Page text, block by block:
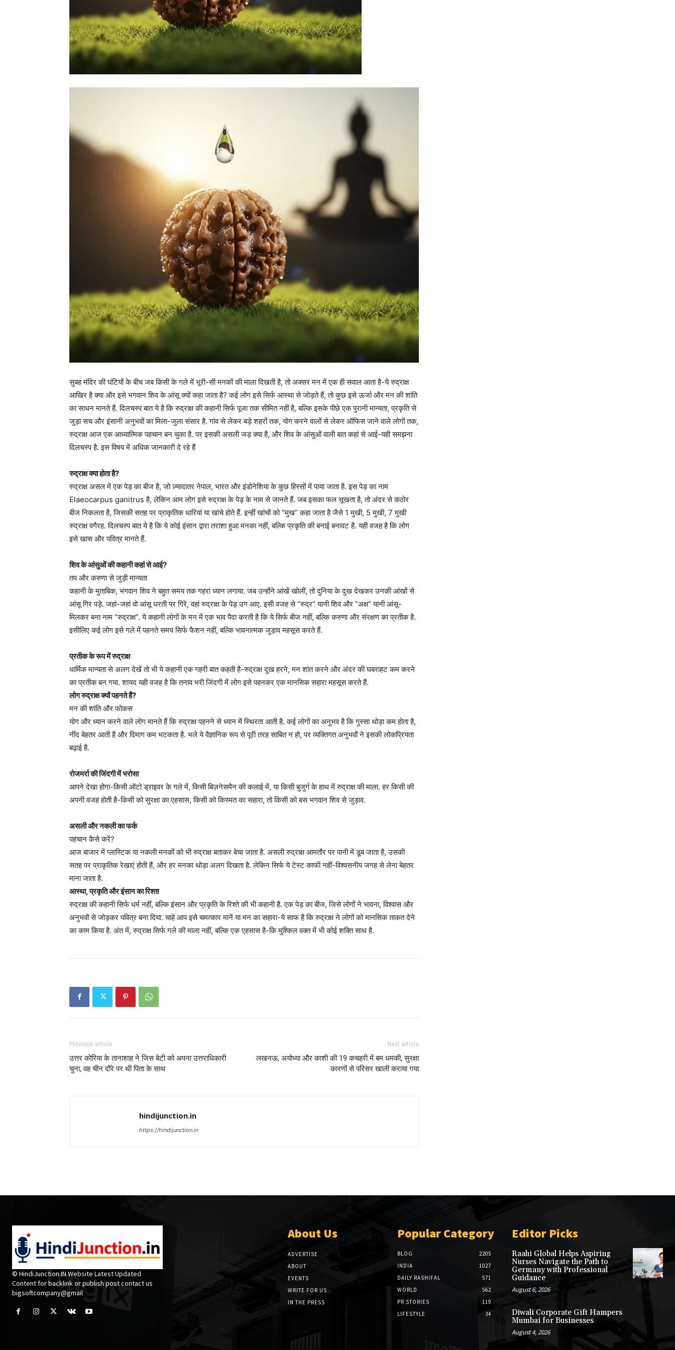
सुबह मंदिर की घंटियों के बीच जब किसी के गले में भूरी-सी मनकों की माला दिखती है, तो अक्सर मन में एक ही सवाल आता है-ये रुद्राक्ष
आखिर है क्या और इसे भगवान शिव के आंसू क्यों कहा जाता है? कई लोग इसे सिर्फ आस्था से जोड़ते हैं, तो कुछ इसे ऊर्जा और मन की शांति
का साधन मानते हैं. दिलचस्प बात ये है कि रुद्राक्ष की कहानी सिर्फ पूजा तक सीमित नहीं है, बल्कि इसके पीछे एक पुरानी मान्यता, प्रकृति से
जुड़ा सच और इंसानी अनुभवों का मिला-जुला संसार है. गांव से लेकर बड़े शहरों तक, योग करने वालों से लेकर ऑफिस जाने वाले लोगों तक,
रुद्राक्ष आज एक आध्यात्मिक पहचान बन चुका है. पर इसकी असली जड़ क्या है, और शिव के आंसुओं वाली बात कहां से आई-यही समझना
दिलचस्प है. इस विषय में अधिक जानकारी दे रहे हैं
रुद्राक्ष क्या होता है?
रुद्राक्ष असल में एक पेड़ का बीज है, जो ज़्यादातर नेपाल, भारत और इंडोनेशिया के कुछ हिस्सों में पाया जाता है. इस पेड़ का नाम
Elaeocarpus ganitrus है, लेकिन आम लोग इसे रुद्राक्ष के पेड़ के नाम से जानते हैं. जब इसका फल सूखता है, तो अंदर से कठोर
बीज निकलता है, जिसकी सतह पर प्राकृतिक धारियां या खांचे होते हैं. इन्हीं खांचों को “मुख” कहा जाता है जैसे 1 मुखी, 5 मुखी, 7 मुखी
रुद्राक्ष वगैरह. दिलचस्प बात ये है कि ये कोई इंसान द्वारा तराशा हुआ मनका नहीं, बल्कि प्रकृति की बनाई बनावट है. यही वजह है कि लोग
इसे खास और पवित्र मानते हैं.
शिव के आंसुओं की कहानी कहां से आई?
तप और करुणा से जुड़ी मान्यता
कहानी के मुताबिक, भगवान शिव ने बहुत समय तक गहरा ध्यान लगाया. जब उन्होंने आंखें खोलीं, तो दुनिया के दुख देखकर उनकी आंखों से
आंसू गिर पड़े. जहां-जहां वो आंसू धरती पर गिरे, वहां रुद्राक्ष के पेड़ उग आए. इसी वजह से “रुद्र” यानी शिव और “अक्ष” यानी आंसू-
मिलकर बना नाम “रुद्राक्ष”. ये कहानी लोगों के मन में एक भाव पैदा करती है कि ये सिर्फ बीज नहीं, बल्कि करुणा और संरक्षण का प्रतीक है.
इसीलिए कई लोग इसे गले में पहनते समय सिर्फ फैशन नहीं, बल्कि भावनात्मक जुड़ाव महसूस करते हैं.
प्रतीक के रूप में रुद्राक्ष
धार्मिक मान्यता से अलग देखें तो भी ये कहानी एक गहरी बात कहती है-रुद्राक्ष दुख हरने, मन शांत करने और अंदर की घबराहट कम करने
का प्रतीक बन गया. शायद यही वजह है कि तनाव भरी जिंदगी में लोग इसे पहनकर एक मानसिक सहारा महसूस करते हैं.
लोग रुद्राक्ष क्यों पहनते हैं?
मन की शांति और फोकस
योग और ध्यान करने वाले लोग मानते हैं कि रुद्राक्ष पहनने से ध्यान में स्थिरता आती है. कई लोगों का अनुभव है कि गुस्सा थोड़ा कम होता है,
नींद बेहतर आती है और दिमाग कम भटकता है. भले ये वैज्ञानिक रूप से पूरी तरह साबित न हो, पर व्यक्तिगत अनुभवों ने इसकी लोकप्रियता
बढ़ाई है.
रोजमर्रा की जिंदगी में भरोसा
आपने देखा होगा-किसी ऑटो ड्राइवर के गले में, किसी बिज़नेसमैन की कलाई में, या किसी बुजुर्ग के हाथ में रुद्राक्ष की माला. हर किसी की
अपनी वजह होती है-किसी को सुरक्षा का एहसास, किसी को किस्मत का सहारा, तो किसी को बस भगवान शिव से जुड़ाव.
असली और नकली का फर्क
पहचान कैसे करें?
आज बाजार में प्लास्टिक या नकली मनकों को भी रुद्राक्ष बताकर बेचा जाता है. असली रुद्राक्ष आमतौर पर पानी में डूब जाता है, उसकी
सतह पर प्राकृतिक रेखाएं होती हैं, और हर मनका थोड़ा अलग दिखता है. लेकिन सिर्फ ये टेस्ट काफी नहीं-विश्वसनीय जगह से लेना बेहतर
माना जाता है.
आस्था, प्रकृति और इंसान का रिश्ता
रुद्राक्ष की कहानी सिर्फ धर्म नहीं, बल्कि इंसान और प्रकृति के रिश्ते की भी कहानी है. एक पेड़ का बीज, जिसे लोगों ने भावना, विश्वास और
अनुभवों से जोड़कर पवित्र बना दिया. चाहे आप इसे चमत्कार मानें या मन का सहारा-ये साफ है कि रुद्राक्ष ने लोगों को मानसिक ताकत देने
का काम किया है. अंत में, रुद्राक्ष सिर्फ गले की माला नहीं, बल्कि एक एहसास है-कि मुश्किल वक्त में भी कोई शक्ति साथ है.
Previous article
उत्तर कोरिया के तानाशाह ने जिस बेटी को अपना उत्तराधिकारी
चुना, वह चीन दौरे पर थी पिता के साथ
Next article
लखनऊ, अयोध्या और काशी की 19 कचहरी में बम धमकी, सुरक्षा
कारणों से परिसर खाली कराया गया
hindijunction.in
https://hindijunction.in
© HindiJunction.IN Website Latest Updated
Content for backlink or publish post contact us
bigsoftcompany@gmail
About Us
ADVERTISE
ABOUT
EVENTS
WRITE FOR US
IN THE PRESS
Popular Category
BLOG
2205
INDIA
1027
DAILY RASHIFAL
571
WORLD
562
PR STORIES
119
LIFESTYLE
34
Editor Picks
Raahi Global Helps Aspiring
Nurses Navigate the Path to
Germany with Professional
Guidance
August 6, 2026
Diwali Corporate Gift Hampers
Mumbai for Businesses
August 4, 2026